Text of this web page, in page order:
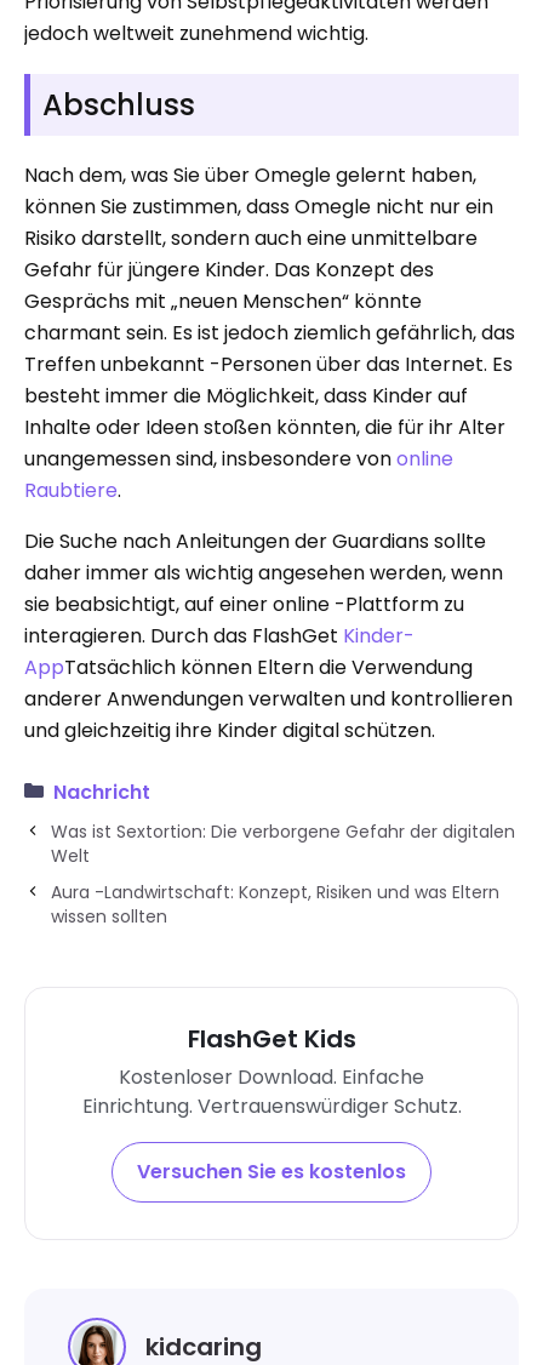
jedoch weltweit zunehmend wichtig.
Abschluss
Nach dem, was Sie über Omegle gelernt haben,
können Sie zustimmen, dass Omegle nicht nur ein
Risiko darstellt, sondern auch eine unmittelbare
Gefahr für jüngere Kinder. Das Konzept des
Gesprächs mit „neuen Menschen“ könnte
charmant sein. Es ist jedoch ziemlich gefährlich, das
Treffen unbekannt -Personen über das Internet. Es
besteht immer die Möglichkeit, dass Kinder auf
Inhalte oder Ideen stoßen könnten, die für ihr Alter
unangemessen sind, insbesondere vononline
Raubtiere.
Die Suche nach Anleitungen der Guardians sollte
daher immer als wichtig angesehen werden, wenn
sie beabsichtigt, auf einer online -Plattform zu
interagieren. Durch das FlashGet Kinder-
AppTatsächlich können Eltern die Verwendung
anderer Anwendungen verwalten und kontrollieren
und gleichzeitig ihre Kinder digital schützen.
Nachricht
Was ist Sextortion: Die verborgene Gefahr der digitalen
Welt
Aura -Landwirtschaft: Konzept, Risiken und was Eltern
wissen sollten
FlashGet Kids
Kostenloser Download. Einfache
Einrichtung. Vertrauenswürdiger Schutz.
Versuchen Sie es kostenlos
kidcaring